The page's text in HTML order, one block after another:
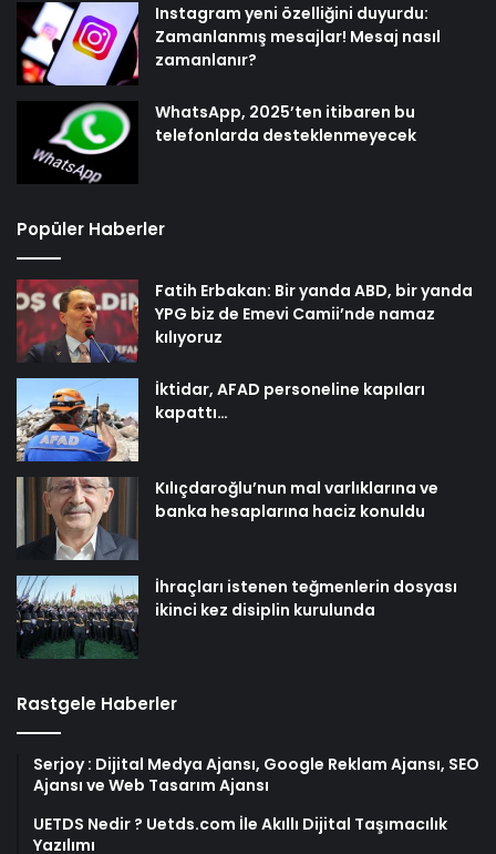
Instagram yeni özelliğini duyurdu:
Zamanlanmış mesajlar! Mesaj nasıl
zamanlanır?
WhatsApp, 2025’ten itibaren bu
telefonlarda desteklenmeyecek
Popüler Haberler
Fatih Erbakan: Bir yanda ABD, bir yanda
YPG biz de Emevi Camii’nde namaz
kılıyoruz
İktidar, AFAD personeline kapıları
kapattı…
Kılıçdaroğlu’nun mal varlıklarına ve
banka hesaplarına haciz konuldu
İhraçları istenen teğmenlerin dosyası
ikinci kez disiplin kurulunda
Rastgele Haberler
Serjoy : Dijital Medya Ajansı, Google Reklam Ajansı, SEO
Ajansı ve Web Tasarım Ajansı
UETDS Nedir ? Uetds.com İle Akıllı Dijital Taşımacılık
Yazılımı